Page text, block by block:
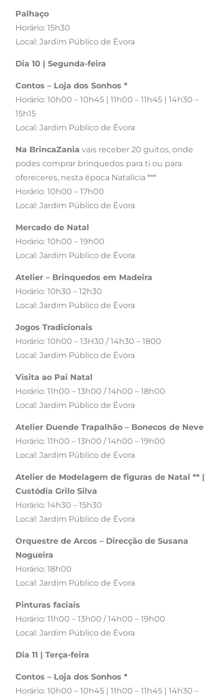
Palhaço
Horário: 15h30
Local: Jardim Público de Évora
Dia 10 | Segunda-feira
Contos – Loja dos Sonhos *
Horário: 10h00 – 10h45 | 11h00 – 11h45 | 14h30 –
15h15
Local: Jardim Público de Évora
Na BrincaZania vais receber 20 guitos, onde
podes comprar brinquedos para ti ou para
ofereceres, nesta época Natalícia ***
Horário: 10h00 – 17h00
Local: Jardim Público de Évora
Mercado de Natal
Horário: 10h00 – 19h00
Local: Jardim Público de Évora
Atelier – Brinquedos em Madeira
Horário: 10h30 – 12h30
Local: Jardim Público de Évora
Jogos Tradicionais
Horário: 10h00 – 13H30 / 14h30 – 1800
Local: Jardim Público de Évora
Visita ao Pai Natal
Horário: 11h00 – 13h00 / 14h00 – 18h00
Local: Jardim Público de Évora
Atelier Duende Trapalhão – Bonecos de Neve
Horário: 11h00 – 13h00 / 14h00 – 19h00
Local: Jardim Público de Évora
Atelier de Modelagem de figuras de Natal ** |
Custódia Grilo Silva
Horário: 14h30 – 15h30
Local: Jardim Público de Évora
Orquestre de Arcos – Direcção de Susana
Nogueira
Horário: 18h00
Local: Jardim Público de Évora
Pinturas faciais
Horário: 11h00 – 13h00 / 14h00 – 19h00
Local: Jardim Público de Évora
Dia 11 | Terça-feira
Contos – Loja dos Sonhos *
Horário: 10h00 – 10h45 | 11h00 – 11h45 | 14h30 –